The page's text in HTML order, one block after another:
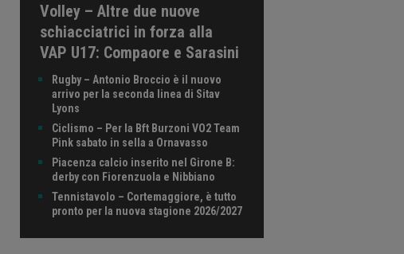
Volley – Altre due nuove
schiacciatrici in forza alla
VAP U17: Compaore e Sarasini
Rugby – Antonio Broccio è il nuovo
arrivo per la seconda linea di Sitav
Lyons
Ciclismo – Per la Bft Burzoni VO2 Team
Pink sabato in sella a Ornavasso
Piacenza calcio inserito nel Girone B:
derby con Fiorenzuola e Nibbiano
Tennistavolo – Cortemaggiore, è tutto
pronto per la nuova stagione 2026/2027